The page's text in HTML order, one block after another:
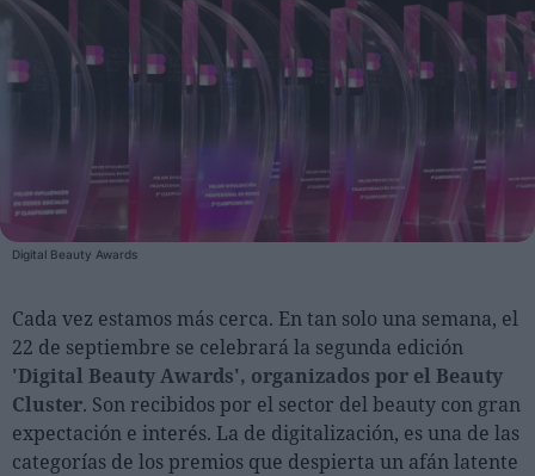
Ciencia y tecnología
Digitalización
Moda y Lujo
Lanzamientos
Proveedores
Estética
Perfumería
Moda
Digital Beauty Awards
Cada vez estamos más cerca. En tan solo una semana, el
22 de septiembre se celebrará la segunda edición
'Digital Beauty Awards', organizados por el Beauty
Cluster. Son recibidos por el sector del beauty con gran
expectación e interés. La de digitalización, es una de las
categorías de los premios que despierta un afán latente